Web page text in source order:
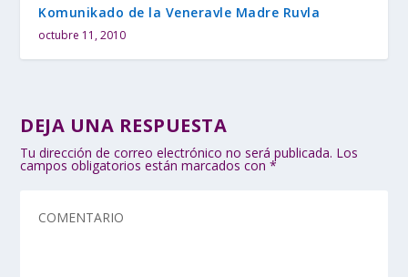
Komunikado de la Veneravle Madre Ruvla
octubre 11, 2010
DEJA UNA RESPUESTA
Tu dirección de correo electrónico no será publicada. Los
campos obligatorios están marcados con*